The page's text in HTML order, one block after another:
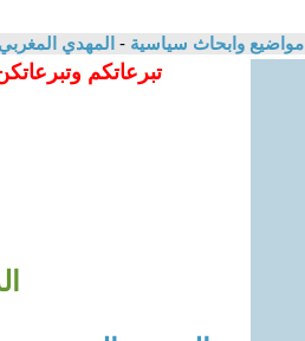
مواضيع وابحاث سياسية - المهدي المغربي
تبرعاتكم